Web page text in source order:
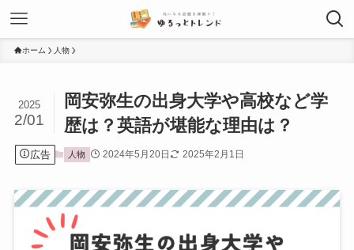
ホーム 人物
岡安弥生の出身大学や高校など学
歴は？英語が堪能な理由は？
2025
2/01
広告 人物 2024年5月20日 2025年2月1日